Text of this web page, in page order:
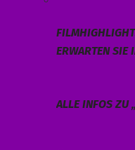
ERWARTEN SIE
ALLE INFOS ZU